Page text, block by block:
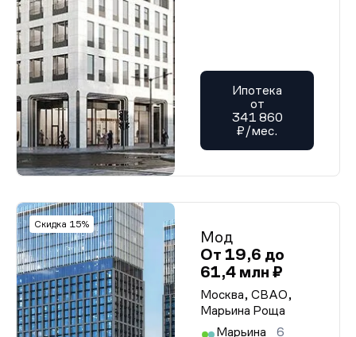
Ипотека
от
341 860
₽/мес.
Скидка 15%
Мод
От 19,6 до
61,4 млн ₽
Москва, СВАО,
Марьина Роща
Марьина
6